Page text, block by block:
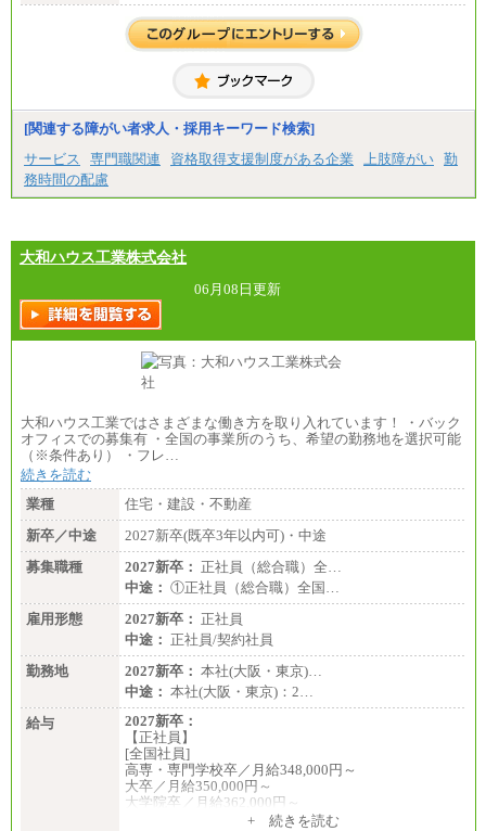
(※3)、239,000円(※4)、237,000円（※5）
・専門・短大卒
(※3)、218,500円(※4)、216,500円（※5）
※1…東京都、埼玉県、千葉県、神奈川県
※2…大阪府、京都府、兵庫県、滋賀県
※3…愛知県、静岡県
※4…北海道、宮城県、栃木県、群馬県、長野県、新
潟県、富山県、石川県、岡山県、広島県、山口県、
県、福島県、山形県
・月給には一律地域手当を含んだ金額を表示
（一律地域手当：※1…36,000円、※2…33,000円、
※3…28,000円、※4…25,000円、※5…23,000円）
・試用期間中も給与変更なし
●基幹職（地域限定社員）
・大学・院卒／月給185,000 円～219,000 円 ※勤務地
により異なる。
〈大阪・兵庫〉209,000 円
〈愛知〉194,500 円 〈福岡〉1
85,000 円
地により異なる。
〈東京・神奈川〉210,000 円
〈大阪・兵庫〉200,000 円
〈愛知〉194,500 円 〈福
岡〉185,000円
※基本給のみ（地域手当なし）
※試用期間中も給与変更なし
中途：
【阪急交通社】
◆正社員/総合職
月給250,000円～(※1)、247,000円～(※2)、242,000円
～(※3)、239,000円～(※4)、237,000円～（※5）
・月給は一律地域手当を含んだ金額を表示
（※1…36,000円、※2…33,000円、※3…28,000円、
※4…25,000円、※5…23,000円）
・試用期間中も給与変更なし
◆正社員/基幹職
〈東京・神奈川〉月給219,000 円～ 〈大阪・兵庫〉
[関連する障がい者求人・採用キーワード検索]
サービス
専門職関連 資格取得支援制度がある企業 上肢障がい 勤
務時間の配慮
大和ハウス工業株式会社
06月08日更新
大和ハウス工業ではさまざまな働き方を取り入れています！ ・バック
オフィスでの募集有 ・全国の事業所のうち、希望の勤務地を選択可能
（※条件あり） ・フレ…
続きを読む
業種
住宅・建設・不動産
新卒／中途
2027新卒(既卒3年以内可)・中途
募集職種
2027新卒： 正社員（総合職）全…
中途： ①正社員（総合職）全国…
雇用形態
2027新卒： 正社員
中途： 正社員/契約社員
勤務地
2027新卒： 本社(大阪・東京)…
中途： 本社(大阪・東京)：2…
給与
2027新卒：
【正社員】
[全国社員]
高専・専門学校卒／月給348,000円～
大卒／月給350,000円～
大学院卒／月給362,000円～
[地域社員]月給295,000円～+ 続きを読む